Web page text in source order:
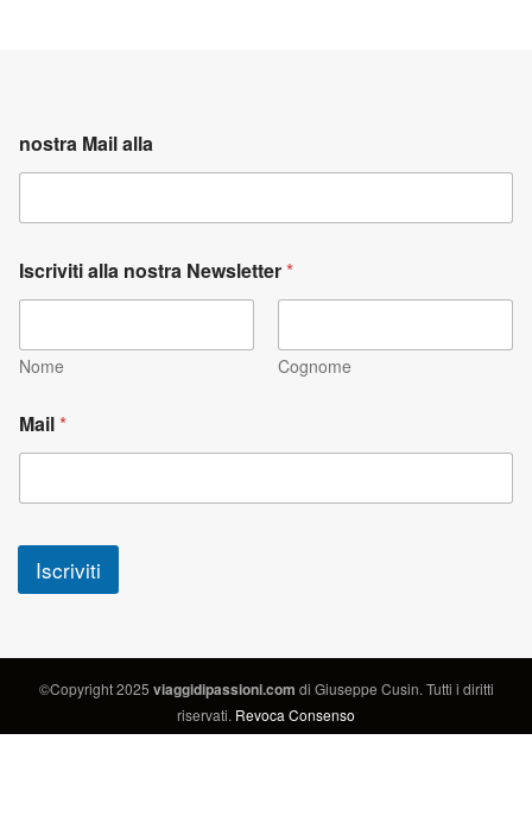
nostra Mail alla
Iscriviti alla nostra Newsletter*
Nome Cognome
Mail*
Iscriviti
©Copyright 2025 viaggidipassioni.com di Giuseppe Cusin. Tutti i diritti
riservati. Revoca Consenso